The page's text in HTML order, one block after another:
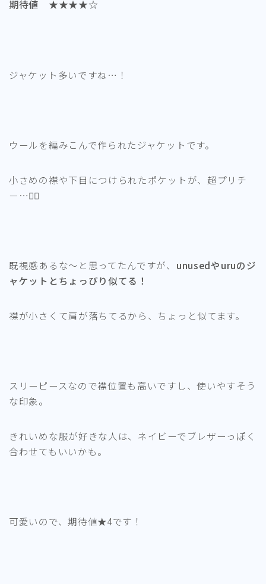
期待値 ★★★★☆
ジャケット多いですね…！
ウールを編みこんで作られたジャケットです。
小さめの襟や下目につけられたポケットが、超プリチ
ー…👯‍♂️
既視感あるな～と思ってたんですが、 unusedやuruのジ
ャケットとちょっぴり似てる！
襟が小さくて肩が落ちてるから、ちょっと似てます。
スリーピースなので襟位置も高いですし、使いやすそう
な印象。
きれいめな服が好きな人は、ネイビーでブレザーっぽく
合わせてもいいかも。
可愛いので、期待値★4です！